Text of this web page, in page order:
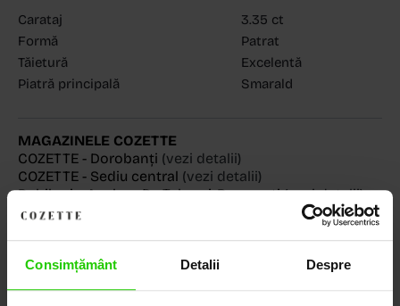
Consimțământ Detalii Despre
Carataj
3.35 ct
Formă
Patrat
Tăietură
Excelentă
Piatră principală
Smarald
MAGAZINELE COZETTE
COZETTE - Dorobanți (vezi detalii)
COZETTE - Sediu central (vezi detalii)
Babilonia, Auchan Dr. Taberei, Bucuresti(vezi detalii)
Descoperă Lumea COZETTE,